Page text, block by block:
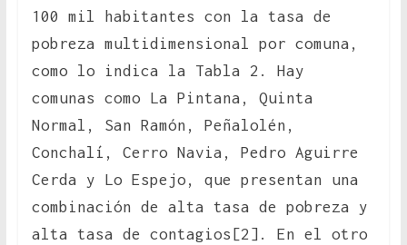
100 mil habitantes con la tasa de
pobreza multidimensional por comuna,
como lo indica la Tabla 2. Hay
comunas como La Pintana, Quinta
Normal, San Ramón, Peñalolén,
Conchalí, Cerro Navia, Pedro Aguirre
Cerda y Lo Espejo, que presentan una
combinación de alta tasa de pobreza y
alta tasa de contagios[2]. En el otro